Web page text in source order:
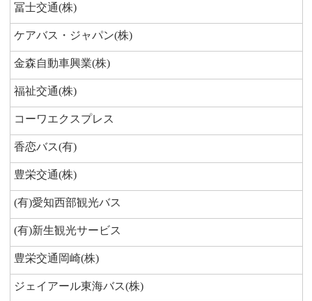
冨士交通(株)
ケアバス・ジャパン(株)
金森自動車興業(株)
福祉交通(株)
コーワエクスプレス
香恋バス(有)
豊栄交通(株)
(有)愛知西部観光バス
(有)新生観光サービス
豊栄交通岡崎(株)
ジェイアール東海バス(株)